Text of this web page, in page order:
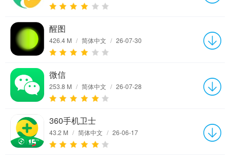
醒图
426.4 M / 简体中文 / 26-07-30
微信
253.8 M / 简体中文 / 26-07-28
360手机卫士
43.2 M / 简体中文 / 26-06-17